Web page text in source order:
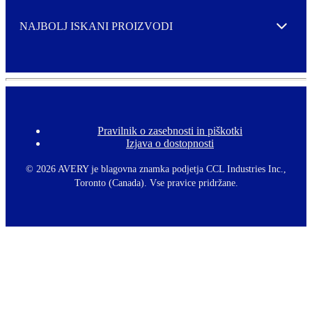
NAJBOLJ ISKANI PROIZVODI Expand
F
o
t
e
Pravilnik o zasebnosti in piškotki
Izjava o dostopnosti
© 2026 AVERY je blagovna znamka podjetja CCL Industries Inc.,
Toronto (Canada). Vse pravice pridržane.